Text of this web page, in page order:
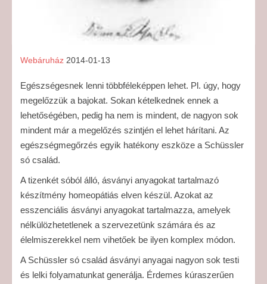
Webáruház 2014-01-13
Egészségesnek lenni többféleképpen lehet. Pl. úgy, hogy
megelőzzük a bajokat. Sokan kételkednek ennek a
lehetőségében, pedig ha nem is mindent, de nagyon sok
mindent már a megelőzés szintjén el lehet hárítani. Az
egészségmegőrzés egyik hatékony eszköze a Schüssler
só család.
A tizenkét sóból álló, ásványi anyagokat tartalmazó
készítmény homeopátiás elven készül. Azokat az
esszenciális ásványi anyagokat tartalmazza, amelyek
nélkülözhetetlenek a szervezetünk számára és az
élelmiszerekkel nem vihetőek be ilyen komplex módon.
A Schüssler só család ásványi anyagai nagyon sok testi
és lelki folyamatunkat generálja. Érdemes kúraszerűen